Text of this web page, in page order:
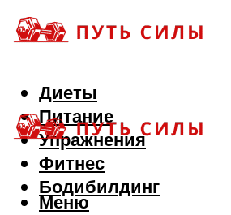
Диеты
Питание
Упражнения
Фитнес
Бодибилдинг
Меню